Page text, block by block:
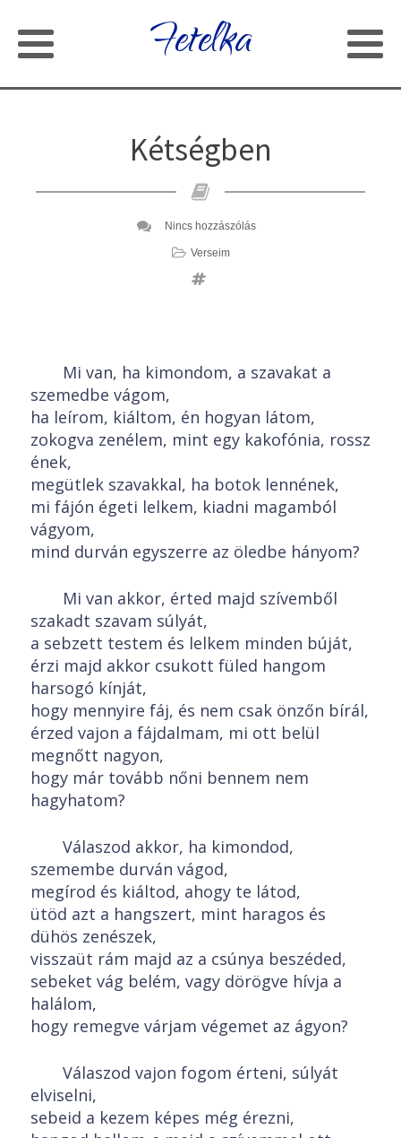
Fetelka
Kétségben
Nincs hozzászólás
Verseim
Mi van, ha kimondom, a szavakat a
szemedbe vágom,
ha leírom, kiáltom, én hogyan látom,
zokogva zenélem, mint egy kakofónia, rossz
ének,
megütlek szavakkal, ha botok lennének,
mi fájón égeti lelkem, kiadni magamból
vágyom,
mind durván egyszerre az öledbe hányom?
Mi van akkor, érted majd szívemből
szakadt szavam súlyát,
a sebzett testem és lelkem minden búját,
érzi majd akkor csukott füled hangom
harsogó kínját,
hogy mennyire fáj, és nem csak önzőn bírál,
érzed vajon a fájdalmam, mi ott belül
megnőtt nagyon,
hogy már tovább nőni bennem nem
hagyhatom?
Válaszod akkor, ha kimondod,
szemembe durván vágod,
megírod és kiáltod, ahogy te látod,
ütöd azt a hangszert, mint haragos és
dühös zenészek,
visszaüt rám majd az a csúnya beszéded,
sebeket vág belém, vagy dörögve hívja a
halálom,
hogy remegve várjam végemet az ágyon?
Válaszod vajon fogom érteni, súlyát
elviselni,
sebeid a kezem képes még érezni,